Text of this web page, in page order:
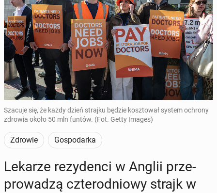
Szacuje się, że każdy dzień strajku będzie kosztował system ochrony
zdrowia około 50 mln funtów. (Fot. Getty Images)
Zdrowie Gospodarka
Lekarze re­zy­den­ci w Anglii prze­
pro­wa­dzą czte­ro­dnio­wy strajk w